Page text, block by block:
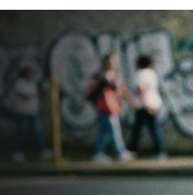
CRÓNICAS DE MACONDO NACIONAL
07/24/2026
La